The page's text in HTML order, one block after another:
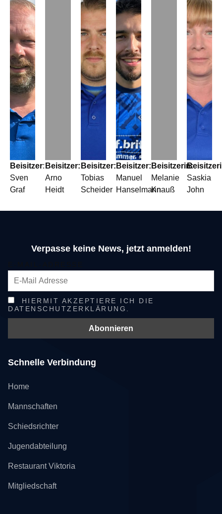
Beisitzer:
Sven
Graf
Beisitzer:
Arno
Heidt
Beisitzer:
Tobias
Scheider
Beisitzer:
Manuel
Hanselmann
Beisitzerin:
Melanie
Knauß
Saskia
John
Verpasse keine News, jetzt anmelden!
HIERMIT AKZEPTIERE ICH DIE
DATENSCHUTZERKLÄRUNG.
Schnelle Verbindung
Home
Mannschaften
Schiedsrichter
Jugendabteilung
Restaurant Viktoria
Mitgliedschaft